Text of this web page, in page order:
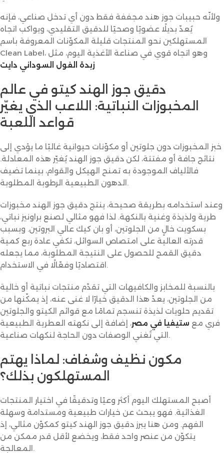
ولأنّه حبيبات جوز هند مجففة فقط دون أي تدخل صناعي، فإنه
يُعدّ بديلًا عضويًا وصحيًا للدقيق التقليدي، ويواكب اتجاه
المستهلكين نحو المنتجات قليلة المكوّنات المعروفة باسم
Clean Label، وهو اتجاه قوي في صناعة الأغذية اليوم، مثل
زبدة الفول السوداني دايت
دقيق جوز الهند كيتو في عالم
المخبوزات النباتية: اللاعب الذي يغيّر
قواعد اللعبة
خبز المخبوزات دون جلوتين أو مكوّنات حيوانية غالبًا ما يؤدي إلى
نتائج جافة أو مفتتة، لكن دقيق جوز الهند يُغيّر هذه المعادلة.
فالألياف الموجودة به تمنح الهيكل والقوام، بينما تضيف
الدهون الطبيعية الرطوبة المطلوبة.
وعند استخدامه بطريقة صحيحة، ينتج دقيق جوز الهند مخبوزات
طرية ولذيذة وغنية بالنكهة. لذا فهو مثالي لصنع براونيز نباتي،
بسكويت خالٍ من الجلوتين، أو بان كيك عالي البروتين. وبسبب
قدرته العالية على امتصاص السوائل، تكفي عادة ربع كمية
دقيق القمح للحصول على النتيجة المطلوبة، مما يجعله
اقتصاديًا وفعّالًا في الاستخدام.
بالنسبة للمخابز والكافيهات التي تقدّم منتجات نباتية أو خالية
من الجلوتين، يعدّ هذا الدقيق خيارًا لا غنى عنه، إذ يمكّنها من
تقديم حلويات لذيذة تنسجم تمامًا مع قوائم الكيتو والجلوتين
فري مع ستيفيا في مصر، إضافة إلى نكهته العطرية الطبيعية
التي تُغني الوصفات دون الحاجة لنكهات صناعية.
مكون نظيف وشفاف: لماذا يهتم
المستهلكون بذلك؟
أصبح المستهلك اليوم أكثر وعيًا وتدقيقًا في اختيار المنتجات
الغذائية. فهو يبحث عن خيارات طبيعية ومستدامة وسهلة
الفهم. ومن هنا يبرز دقيق جوز الهند كيتو كمكوّن مثالي، إذ
يتكوّن من عنصر واحد فقط، ويخضع لأقل قدر ممكن من
المعالجة.